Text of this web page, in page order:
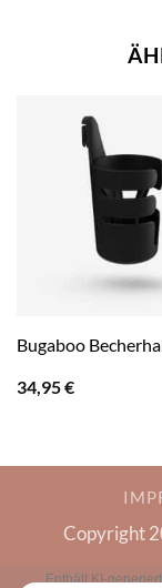
Bugaboo
34,95€
Copyright